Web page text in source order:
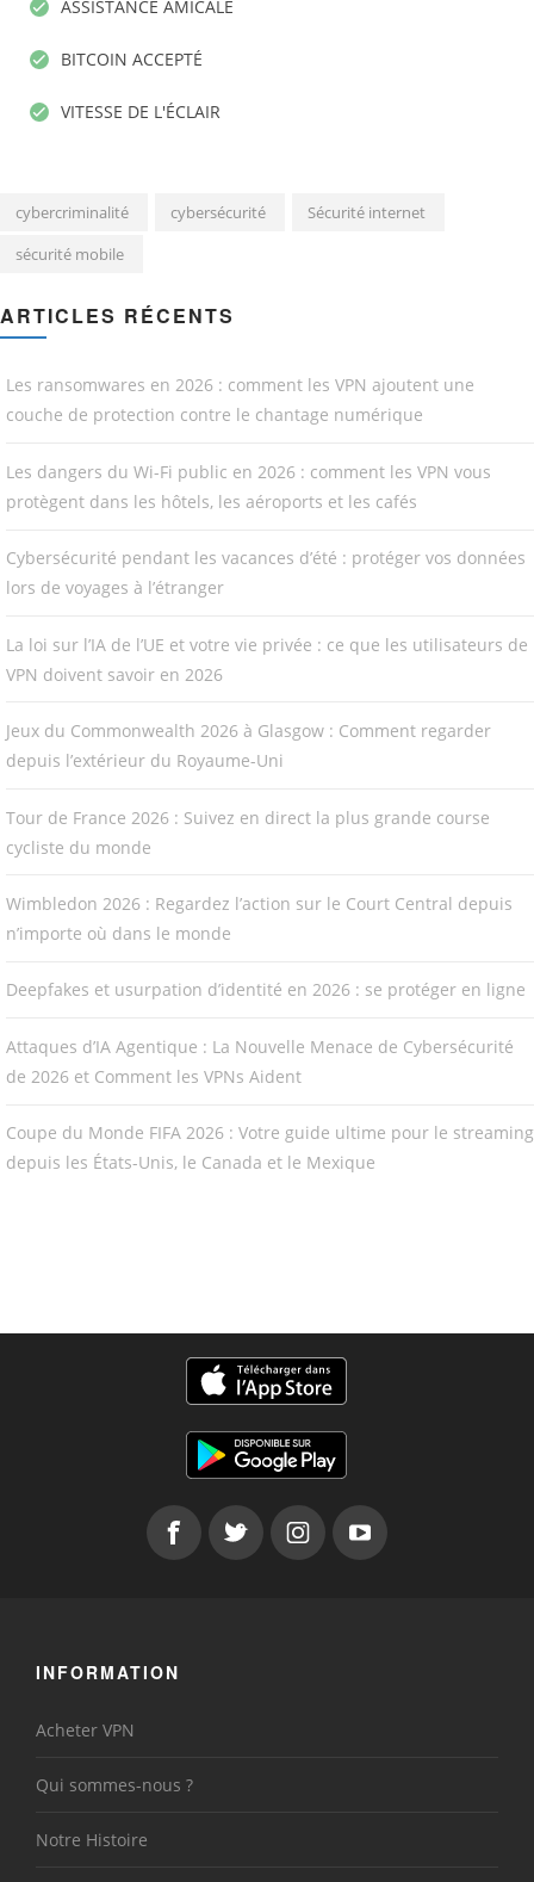
ASSISTANCE AMICALE
BITCOIN ACCEPTÉ
VITESSE DE L'ÉCLAIR
cybercriminalité cybersécurité
Sécurité internet
sécurité mobile
ARTICLES RÉCENTS
Les ransomwares en 2026 : comment les VPN ajoutent une
couche de protection contre le chantage numérique
Les dangers du Wi-Fi public en 2026 : comment les VPN vous
protègent dans les hôtels, les aéroports et les cafés
Cybersécurité pendant les vacances d’été : protéger vos données
lors de voyages à l’étranger
La loi sur l’IA de l’UE et votre vie privée : ce que les utilisateurs de
VPN doivent savoir en 2026
Jeux du Commonwealth 2026 à Glasgow : Comment regarder
depuis l’extérieur du Royaume-Uni
Tour de France 2026 : Suivez en direct la plus grande course
cycliste du monde
Wimbledon 2026 : Regardez l’action sur le Court Central depuis
n’importe où dans le monde
Deepfakes et usurpation d’identité en 2026 : se protéger en ligne
Attaques d’IA Agentique : La Nouvelle Menace de Cybersécurité
de 2026 et Comment les VPNs Aident
Coupe du Monde FIFA 2026 : Votre guide ultime pour le streaming
depuis les États-Unis, le Canada et le Mexique
INFORMATION
Acheter VPN
Qui sommes-nous ?
Notre Histoire